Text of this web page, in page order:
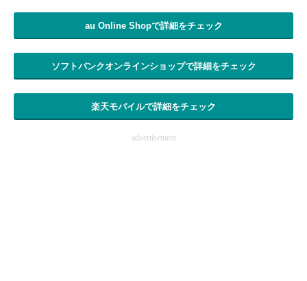
au Online Shopで詳細をチェック
ソフトバンクオンラインショップで詳細をチェック
楽天モバイルで詳細をチェック
advertisement